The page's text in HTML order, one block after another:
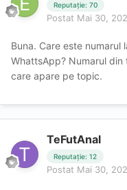
Reputație: 70
Postat Mai 30,
Buna. Care este
WhattsApp? Numarul
care apare pe topic.
TeFutAnal
Reputație: 12
Postat Mai 30,